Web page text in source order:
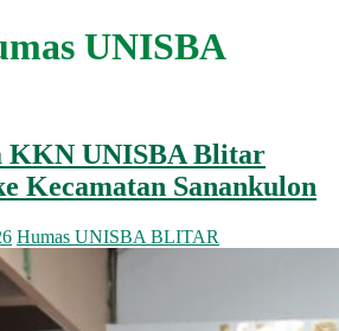
UNISBA
KKN UNISBA Blitar
Kecamatan Sanankulon
Humas UNISBA BLITAR